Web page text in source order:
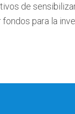
de
para la